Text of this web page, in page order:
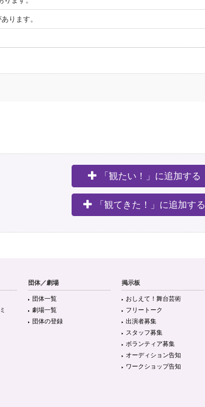
ります。
「観たい！」に追加する
「観てきた！」に追加する
団体／劇場
団体一覧
劇場一覧
団体の登録
掲示板
おしえて！舞台芸術
フリートーク
出演者募集
スタッフ募集
ボランティア募集
オーディション告知
ワークショップ告知